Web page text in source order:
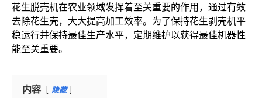
花生脱壳机在农业领域发挥着至关重要的作用，通过有效
去除花生壳，大大提高加工效率。为了保持花生剥壳机平
稳运行并保持最佳生产水平，定期维护以获得最佳机器性
能至关重要。
内容 隐藏